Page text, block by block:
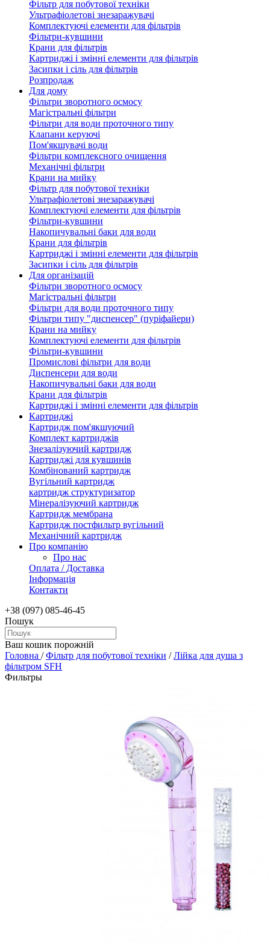
Фільтр для побутової техніки
Ультрафіолетові знезаражувачі
Комплектуючі елементи для фільтрів
Фільтри-кувшини
Крани для фільтрів
Картриджі і змінні елементи для фільтрів
Засипки і сіль для фільтрів
Розпродаж
Для дому
Фільтри зворотного осмосу
Магістральні фільтри
Фільтри для води проточного типу
Клапани керуючі
Пом'якшувачі води
Фільтри комплексного очищення
Механічні фільтри
Крани на мийку
Фільтр для побутової техніки
Ультрафіолетові знезаражувачі
Комплектуючі елементи для фільтрів
Фільтри-кувшини
Накопичувальні баки для води
Крани для фільтрів
Картриджі і змінні елементи для фільтрів
Засипки і сіль для фільтрів
Для організацій
Фільтри зворотного осмосу
Магістральні фільтри
Фільтри для води проточного типу
Фільтри типу "диспенсер" (пуріфайери)
Крани на мийку
Комплектуючі елементи для фільтрів
Фільтри-кувшини
Промислові фільтри для води
Диспенсери для води
Накопичувальні баки для води
Крани для фільтрів
Картриджі і змінні елементи для фільтрів
Картриджі
Картридж пом'якшуючий
Комплект картриджів
Знезалізуючий картридж
Картриджі для кувшинів
Комбінований картридж
Вугільний картридж
картридж структуризатор
Мінералізуючий картридж
Картридж мембрана
Картридж постфильтр вугільний
Механічний картридж
Про компанію
Про нас
Оплата / Доставка
Інформація
Контакти
+38 (097) 085-46-45
Пошук
Ваш кошик порожній
Головна /Фільтр для побутової техніки /Лійка для душа з
фільтром SFH
Фильтры